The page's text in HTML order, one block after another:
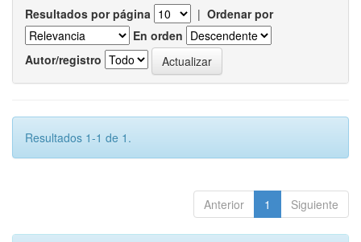
Resultados por página | Ordenar por
En orden
Autor/registro
Resultados 1-1 de 1.
Anterior 1 Siguiente